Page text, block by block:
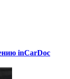
inCarDoc